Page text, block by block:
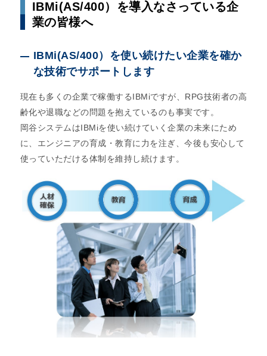
IBMi(AS/400）を導入なさっている企
業の皆様へ
IBMi(AS/400）を使い続けたい企業を確か
な技術でサポートします
現在も多くの企業で稼働するIBMiですが、RPG技術者の高
齢化や退職などの問題を抱えているのも事実です。
岡谷システムはIBMiを使い続けていく企業の未来にため
に、エンジニアの育成・教育に力を注ぎ、今後も安心して
使っていただける体制を維持し続けます。